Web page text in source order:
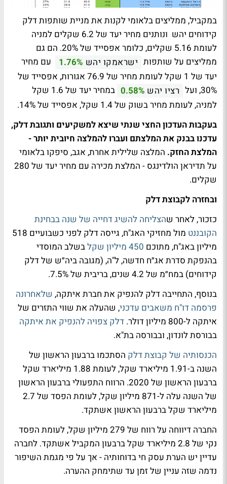
במקביל, ממליצים בלאומי לקנות את מניית שותפות דלק
קידוחים יהש ונותנים מחיר יעד של 6.2 שקלים למניה
לעומת 5.16 שקלים, כלומר אפסייד של 20%. הם גם
ממליצים על שותפות ישראמקו יהש 1.76%
עם מחיר
יעד של 1 שקל לעומת מחיר של 76.9 אגורות, אפסייד של
30%, ועל
רציו יהש 0.58%
במחיר יעד של 1.6 שקל
למניה, לעומת מחיר בשוק של 1.4 שקל, אפסייד של 14%.
בעקבות העדכון החצי שנתי שיצא למשקיעים ותגובת דלק,
עדכנו בבנק את המלצתם ועברו להמלצה חיובית יותר -
המלצת החזק. המלצה שלילית אחרת, אגב, סיפקו בלאומי
על תדיראן הולדינגס - המלצת מכירה עם מחיר יעד של 280
שקלים.
ובחזרה לקבוצת דלק
כזכור, לאחר שהצליחה להשיג דחייה של שנה בבחינת
הקובננט
מול מחזיקי האג"ח, גייסה דלק לפני כשבועיים 518
מיליון באג"ח, מתוכם 450 מיליון שקל
בשלב המוסדי
בהנפקת סדרת אג״ח חדשה, ל"ה, (מגובה ביה״ש של דלק
קידוחים) במח״מ של 4.2 שנים, בריבית של 7.5%.
בנוסף, התחייבה דלק להנפיק את חברת איתקה, שלאחרונה
פרסמה דו"ח משאבים עדכני, שהעלה את שווי התזרים של
איתקה ל-800 מיליון דולר.
דלק צפויה להנפיק את איתקה
בבורסת לונדון, ובבורסה בת"א.
הכנסותיה של קבוצת דלק הסתכמו ברבעון הראשון של
השנה ב-1.91 מיליארד שקל, לעומת 1.88 מיליארד שקל
ברבעון הראשון של 2020. הרווח התפעולי ברבעון הראשון
של השנה עלה ל-871 מיליון שקל, לעומת הפסד של 2.7
מיליארד שקל ברבעון הראשון אשתקד.
החברה דיווחה על רווח של 279 מיליון שקל, לעומת הפסד
נקי של 2.8 מיליארד שקל ברבעון המקביל אשתקד. לחברה
עדיין יש הערת עסק חי בדוחותיה - אך על פי מגמת השיפור
נדמה שזה עניין של זמן עד שתימחק ההערה.